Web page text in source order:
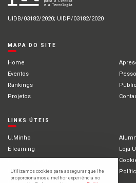
UIDB/03182/2020; UIDP/03182/2020
MAPA DO SITE
Home
Eventos
Rankings
Projetos
LINKS ÚTEIS
U.Minho
E-learning
Loja
Intranet
Utilizamos cookies para assegurar que lhe
proporcionamos a melhor experiência no